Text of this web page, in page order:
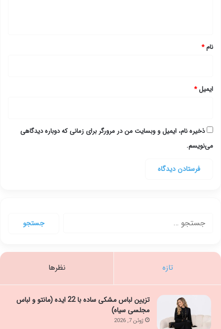
نام*
ایمیل*
ذخیره نام، ایمیل و وبسایت من در مرورگر برای زمانی که دوباره دیدگاهی
می‌نویسم.
تازه نظرها
تزیین لباس مشکی ساده با 22 ایده (مانتو و لباس
مجلسی سیاه)
ژوئن 7, 2026